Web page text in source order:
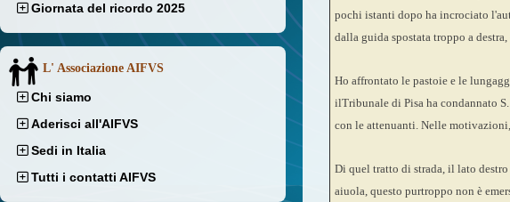
Giornata del ricordo 2025
L' Associazione AIFVS
Chi siamo
Aderisci all'AIFVS
Sedi in Italia
Tutti i contatti AIFVS
pochi istanti dopo ha incrociato
dalla guida spostata troppo a
Ho affrontato le pastoie e le
ilTribunale di Pisa ha condannato S.
con le attenuanti. Nelle
Di quel tratto di strada, il lato destro
aiuola, questo purtroppo non è